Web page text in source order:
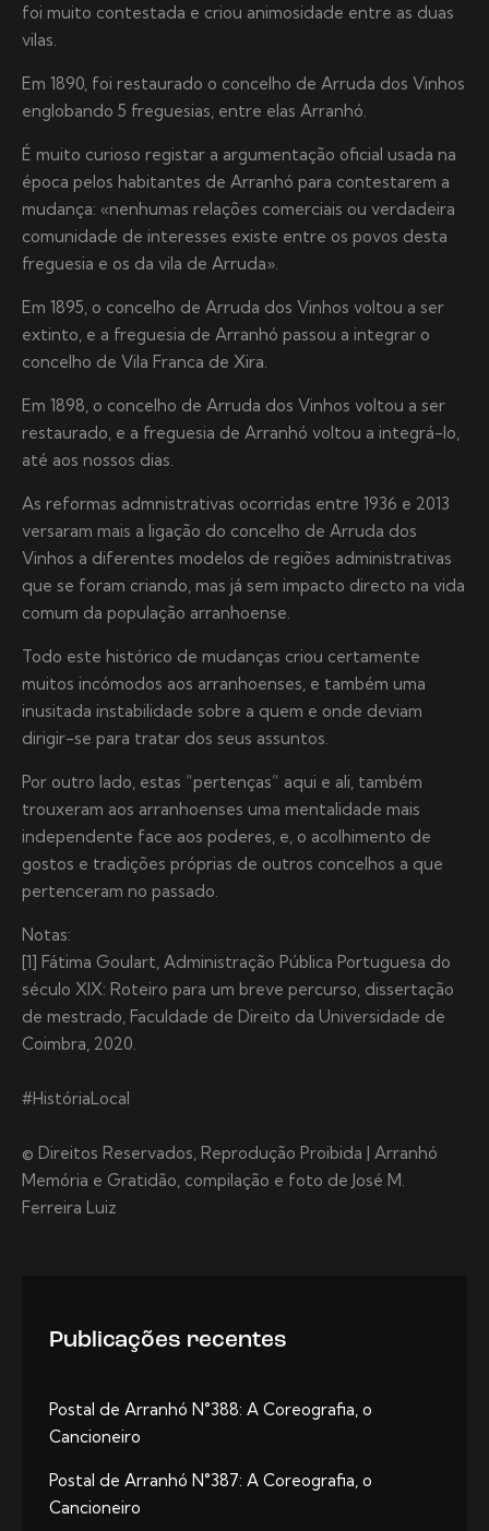
foi muito contestada e criou animosidade entre as duas
vilas.
Em 1890, foi restaurado o concelho de Arruda dos Vinhos
englobando 5 freguesias, entre elas Arranhó.
É muito curioso registar a argumentação oficial usada na
época pelos habitantes de Arranhó para contestarem a
mudança: «nenhumas relações comerciais ou verdadeira
comunidade de interesses existe entre os povos desta
freguesia e os da vila de Arruda».
Em 1895, o concelho de Arruda dos Vinhos voltou a ser
extinto, e a freguesia de Arranhó passou a integrar o
concelho de Vila Franca de Xira.
Em 1898, o concelho de Arruda dos Vinhos voltou a ser
restaurado, e a freguesia de Arranhó voltou a integrá-lo,
até aos nossos dias.
As reformas admnistrativas ocorridas entre 1936 e 2013
versaram mais a ligação do concelho de Arruda dos
Vinhos a diferentes modelos de regiões administrativas
que se foram criando, mas já sem impacto directo na vida
comum da população arranhoense.
Todo este histórico de mudanças criou certamente
muitos incómodos aos arranhoenses, e também uma
inusitada instabilidade sobre a quem e onde deviam
dirigir-se para tratar dos seus assuntos.
Por outro lado, estas “pertenças” aqui e ali, também
trouxeram aos arranhoenses uma mentalidade mais
independente face aos poderes, e, o acolhimento de
gostos e tradições próprias de outros concelhos a que
pertenceram no passado.
Notas:
[1] Fátima Goulart, Administração Pública Portuguesa do
século XIX: Roteiro para um breve percurso, dissertação
de mestrado, Faculdade de Direito da Universidade de
Coimbra, 2020.
#HistóriaLocal
© Direitos Reservados, Reprodução Proibida | Arranhó
Memória e Gratidão, compilação e foto de José M.
Ferreira Luiz
Publicações recentes
Postal de Arranhó N°388: A Coreografia, o
Cancioneiro
Postal de Arranhó N°387: A Coreografia, o
Cancioneiro